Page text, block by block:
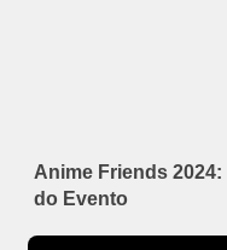
Anime Friends
do Evento